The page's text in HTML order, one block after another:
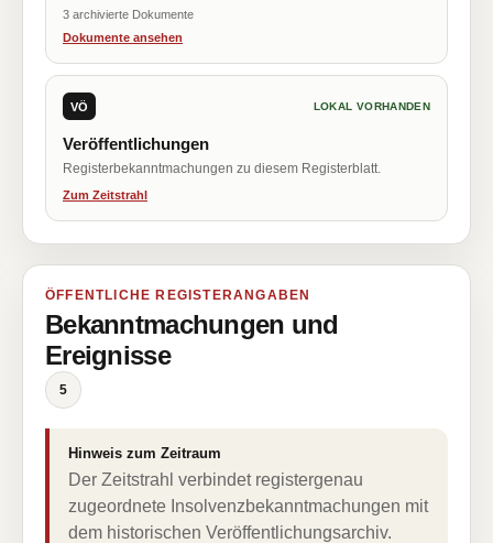
3 archivierte Dokumente
Dokumente ansehen
VÖ LOKAL VORHANDEN
Veröffentlichungen
Registerbekanntmachungen zu diesem Registerblatt.
Zum Zeitstrahl
ÖFFENTLICHE REGISTERANGABEN
Bekanntmachungen und
Ereignisse
5
Hinweis zum Zeitraum
Der Zeitstrahl verbindet registergenau
zugeordnete Insolvenzbekanntmachungen mit
dem historischen Veröffentlichungsarchiv.